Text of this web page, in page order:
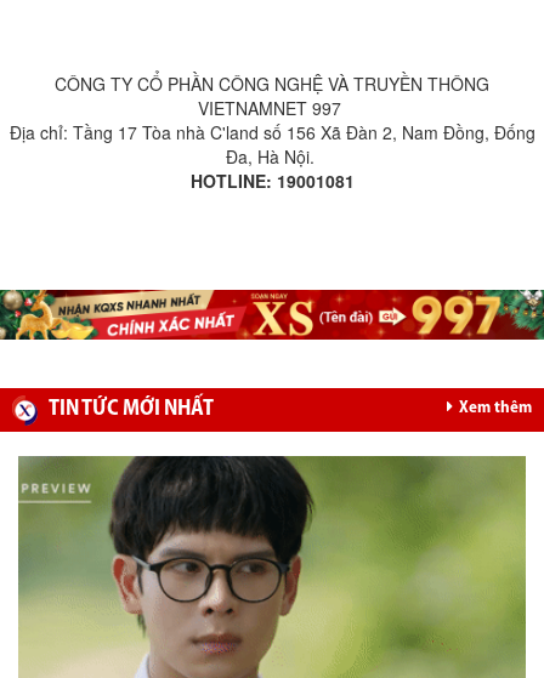
CÔNG TY CỔ PHẦN CÔNG NGHỆ VÀ TRUYỀN THÔNG
VIETNAMNET 997
Địa chỉ: Tầng 17 Tòa nhà C'land số 156 Xã Đàn 2, Nam Đồng, Đống
Đa, Hà Nội.
HOTLINE: 19001081
TIN TỨC MỚI NHẤT Xem thêm